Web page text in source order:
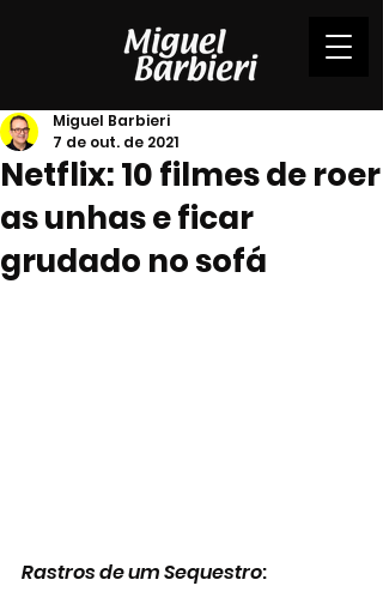
Netflix: 10 filmes de roer
as unhas e ficar
grudado no sofá
Miguel Barbieri
7 de out. de 2021
Rastros de um Sequestro: